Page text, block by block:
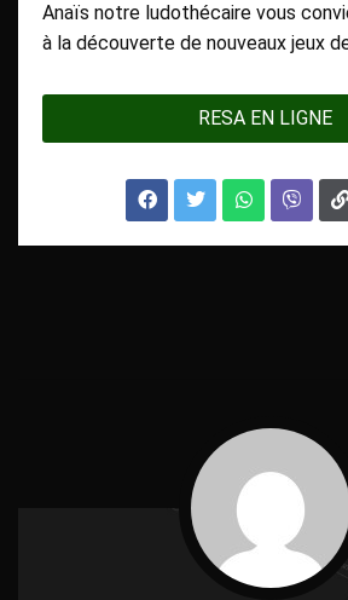
Anaïs notre ludothécaire vous
à la découverte de nouveaux jeux
RESA EN LIGNE